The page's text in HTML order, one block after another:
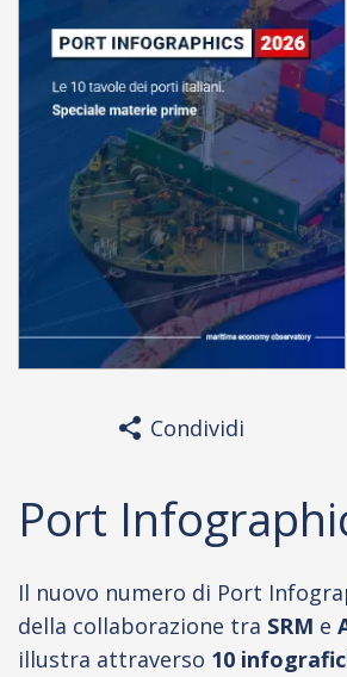
Condividi
Port
Il nuovo numero di Port
della collaborazione tra SRM e
illustra attraverso 10